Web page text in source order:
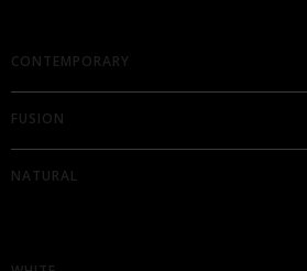
CONTEMPORARY
FUSION
NATURAL